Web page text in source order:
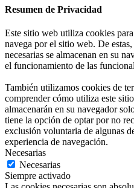
Resumen de Privacidad
Este sitio web utiliza cookies
navega por el sitio web. De
necesarias se almacenan en su
el funcionamiento de las
También utilizamos cookies de
comprender cómo utiliza este
almacenarán en su navegador
tiene la opción de optar por no
exclusión voluntaria de algunas
experiencia de navegación.
Necesarias
Necesarias
Siempre activado